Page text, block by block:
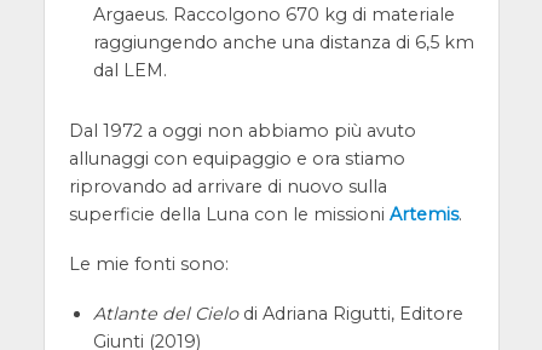
Argaeus. Raccolgono 670 kg di materiale
raggiungendo anche una distanza di 6,5 km
dal LEM.
Dal 1972 a oggi non abbiamo più avuto
allunaggi con equipaggio e ora stiamo
riprovando ad arrivare di nuovo sulla
superficie della Luna con le missioni Artemis.
Le mie fonti sono:
Atlante del Cielodi Adriana Rigutti, Editore
Giunti (2019)